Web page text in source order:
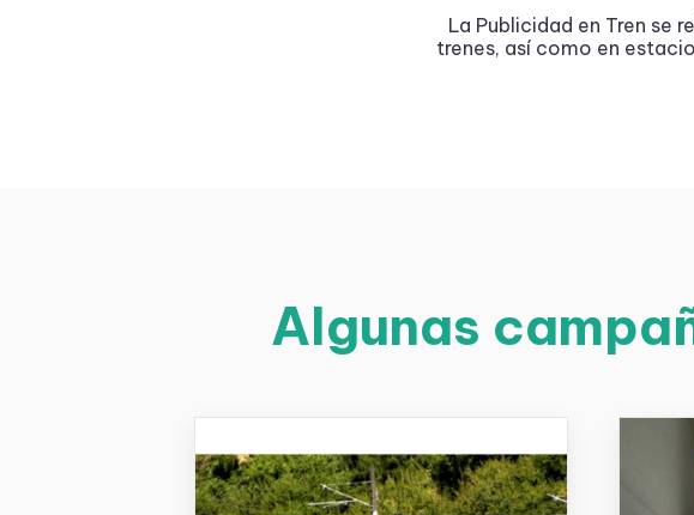
La Publicidad en Tren se
trenes, así como en
Algunas